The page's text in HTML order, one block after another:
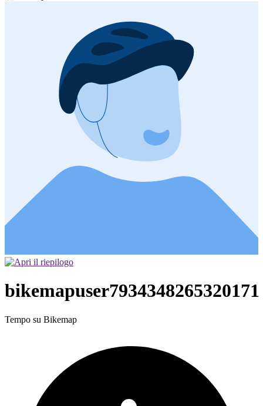
bikemapuser7934348265320171
Tempo su Bikemap